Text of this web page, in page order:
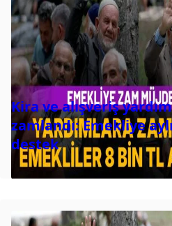
Kira ve alışveriş
zamlandı: Emekliye
destek